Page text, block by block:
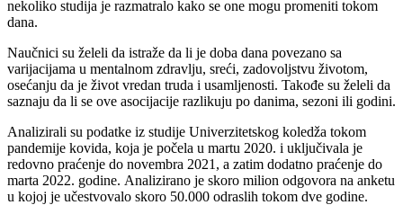
nekoliko studija je razmatralo kako se one mogu promeniti tokom
dana.
Naučnici su želeli da istraže da li je doba dana povezano sa
varijacijama u mentalnom zdravlju, sreći, zadovoljstvu životom,
osećanju da je život vredan truda i usamljenosti. Takođe su želeli da
saznaju da li se ove asocijacije razlikuju po danima, sezoni ili godini.
Analizirali su podatke iz studije Univerzitetskog koledža tokom
pandemije kovida, koja je počela u martu 2020. i uključivala je
redovno praćenje do novembra 2021, a zatim dodatno praćenje do
marta 2022. godine. Analizirano je skoro milion odgovora na anketu
u kojoj je učestvovalo skoro 50.000 odraslih tokom dve godine.